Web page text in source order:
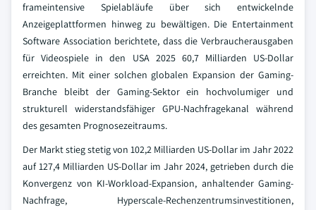
frameintensive Spielabläufe über sich entwickelnde
Anzeigeplattformen hinweg zu bewältigen. Die Entertainment
Software Association berichtete, dass die Verbraucherausgaben
für Videospiele in den USA 2025 60,7 Milliarden US-Dollar
erreichten. Mit einer solchen globalen Expansion der Gaming-
Branche bleibt der Gaming-Sektor ein hochvolumiger und
strukturell widerstandsfähiger GPU-Nachfragekanal während
des gesamten Prognosezeitraums.
Der Markt stieg stetig von 102,2 Milliarden US-Dollar im Jahr 2022
auf 127,4 Milliarden US-Dollar im Jahr 2024, getrieben durch die
Konvergenz von KI-Workload-Expansion, anhaltender Gaming-
Nachfrage, Hyperscale-Rechenzentrumsinvestitionen,